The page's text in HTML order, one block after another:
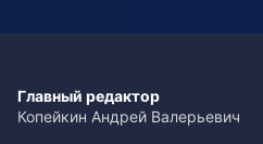
Главный редактор
Копейкин Андрей Валерьевич